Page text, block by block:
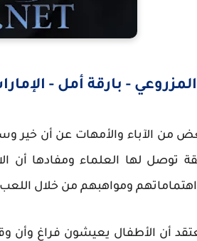
- بارقة أمل -
من الآباء والأمهات عن أن خير
توصل لها العلماء ومفادها
ومواهبهم من خلال
أن الأطفال يعيشون فراغ وأن